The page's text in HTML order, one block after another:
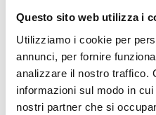
Questo sito web utilizza i
Utilizziamo i cookie per
annunci, per fornire
analizzare il nostro traffico.
informazioni sul modo in
nostri partner che si
HIGHLIGHTS
E-LEARNING
AGEVOLAZIONI
SUCCESS STORY
CONTATTI
Progesa, in collaborazione
2020 il Webinar
DUE STRUMENTI PER LO
FINANZA AGEVOLATA
INFORMAZIONI SICURE